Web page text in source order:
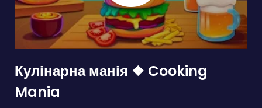
Кулінарна манія ❖ Cooking
Mania